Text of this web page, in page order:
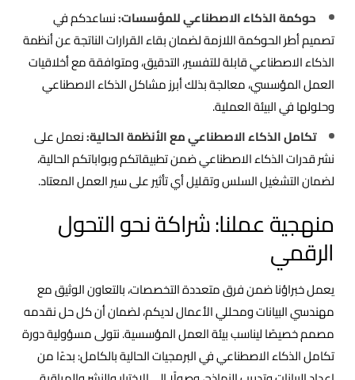
حوكمة الذكاء الاصطناعي للمؤسسات:نساعدكم في
تصميم أطر الحوكمة اللازمة لضمان بقاء القرارات الناتجة عن أنظمة
الذكاء الاصطناعي قابلة للتفسير، التدقيق، ومتوافقة مع أخلاقيات
العمل المؤسسي، معالجة بذلك أبرز مشاكل الذكاء الاصطناعي
وحلولها في البيئة العملية.
تكامل الذكاء الاصطناعي مع الأنظمة الحالية:نعمل على
نشر قدرات الذكاء الاصطناعي ضمن تطبيقاتكم وبواباتكم الحالية،
لضمان التشغيل السلس وتقليل أي تأثير على سير العمل المعتاد.
منهجية عملنا: شراكة نحو التحول
الرقمي
يعمل خبراؤنا ضمن فرق متعددة التخصصات، بالتعاون الوثيق مع
مهندسي البيانات ومحللي الأعمال لديكم، لضمان أن كل حل نقدمه
مصمم خصيصًا ليناسب بيئة العمل المؤسسية. نتولى مسؤولية دورة
تكامل الذكاء الاصطناعي في البرمجيات الحالية بالكامل: بدءًا من